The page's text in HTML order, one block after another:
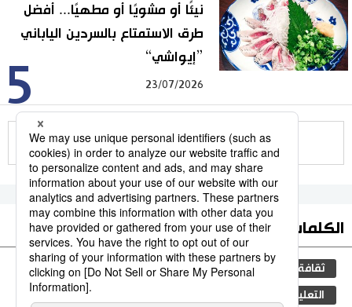
5
نيئًا أو مشويًا أو مطهيًا... أفضل
طرق الاستمتاع بالسردين الياباني
”إيواشي“
23/07/2026
للمزيد
الكلمات الأكثر بحثا
ثقافة جيجي برس اليابان سياسة مجتمع
التعليم الياباني